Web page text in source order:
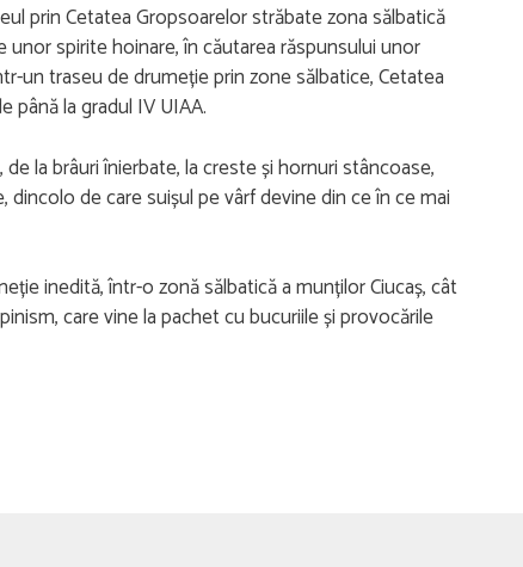
prin Cetatea Gropsoarelor străbate zona sălbatică
unor spirite hoinare, în căutarea răspunsului unor
un traseu de drumeție prin zone sălbatice, Cetatea
până la gradul IV UIAA.
la brâuri înierbate, la creste și hornuri stâncoase,
de care suișul pe vârf devine din ce în ce mai
inedită, într-o zonă sălbatică a munților Ciucaș, cât
care vine la pachet cu bucuriile și provocările